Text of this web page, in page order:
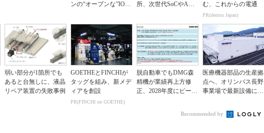
ンの“オープンな”IO-L
所、次世代SoCやAM
む、これからの電通
PR(dentsu Japan)
弱い部分が1箇所でも
あると台無しに、液晶
リペア装置の失敗事例
GOETHEとFINCHIが
タッグを組み、新メデ
ィアを創設
PR(FINCHI on GOETHE)
脱自動車でもDMG森
精機が業績再上方修
正、2028年度にピーク
医療機器部品の生産拠
点へ、オリンパス長野
事業場で最新設備に機
Recommended by